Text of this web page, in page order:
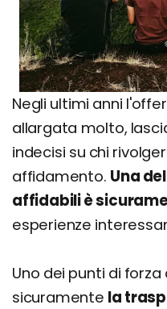
Negli ultimi anni
allargata molto,
indecisi su chi
affidamento. Una
affidabili è
esperienze
Uno dei punti di forza
sicuramente la